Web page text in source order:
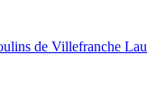
de Villefranche